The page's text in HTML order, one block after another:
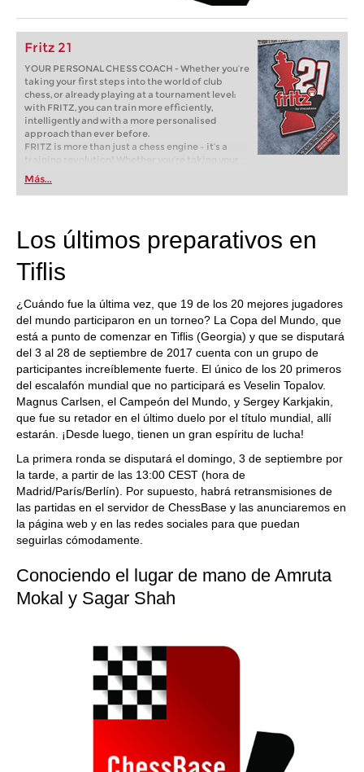
Fritz 21
YOUR PERSONAL CHESS COACH - Whether you’re
taking your first steps into the world of club
chess, or already playing at a tournament level:
with FRITZ, you can train more efficiently,
intelligently and with a more personalised
approach than ever before.
FRITZ is more than just a chess engine – it’s a
training revolution! Whether you’re taking your
first steps into the world of club chess, or already
playing at a tournament level: with FRITZ, you can
train more efficiently, intelligently and with a
Más...
Los últimos preparativos en
Tiflis
¿Cuándo fue la última vez, que 19 de los 20 mejores jugadores
del mundo participaron en un torneo? La Copa del Mundo, que
está a punto de comenzar en Tiflis (Georgia) y que se disputará
del 3 al 28 de septiembre de 2017 cuenta con un grupo de
participantes increíblemente fuerte. El único de los 20 primeros
del escalafón mundial que no participará es Veselin Topalov.
Magnus Carlsen, el Campeón del Mundo, y Sergey Karkjakin,
que fue su retador en el último duelo por el título mundial, allí
estarán. ¡Desde luego, tienen un gran espíritu de lucha!
La primera ronda se disputará el domingo, 3 de septiembre por
la tarde, a partir de las 13:00 CEST (hora de
Madrid/París/Berlín). Por supuesto, habrá retransmisiones de
las partidas en el servidor de ChessBase y las anunciaremos en
la página web y en las redes sociales para que puedan
seguirlas cómodamente.
Conociendo el lugar de mano de Amruta
Mokal y Sagar Shah